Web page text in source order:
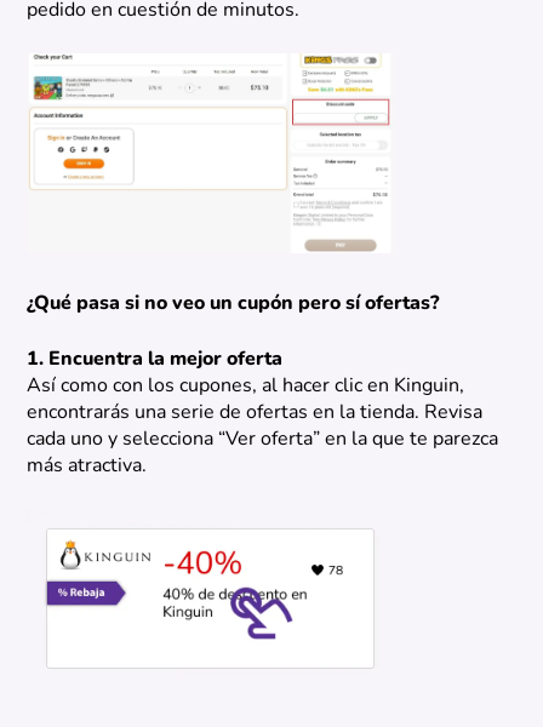
pedido en cuestión de minutos.
¿Qué pasa si no veo un cupón pero sí ofertas?
1. Encuentra la mejor oferta
Así como con los cupones, al hacer clic en Kinguin,
encontrarás una serie de ofertas en la tienda. Revisa
cada uno y selecciona “Ver oferta” en la que te parezca
más atractiva.